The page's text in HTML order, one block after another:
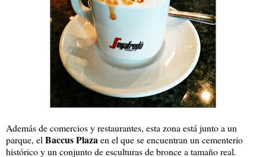
Además de comercios y restaurantes, esta zona está junto a un
parque, el Baccus Plaza en el que se encuentran un cementerio
histórico y un conjunto de esculturas de bronce a tamaño real.